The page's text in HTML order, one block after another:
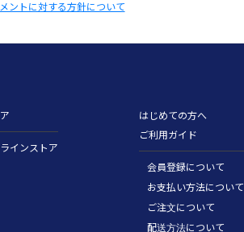
ントに対する方針について
インストア
はじめての方へ
ご利用ガイド
会員登録について
お支払い方法について
ご注文について
配送方法について